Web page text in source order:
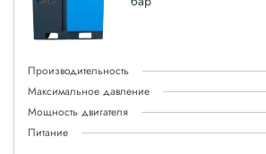
Производительность
Максимальное давление
Мощность двигателя
Питание